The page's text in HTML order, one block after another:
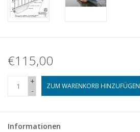
€115,00
+
-
ZUM WARENKORB HINZUFÜGEN
Informationen